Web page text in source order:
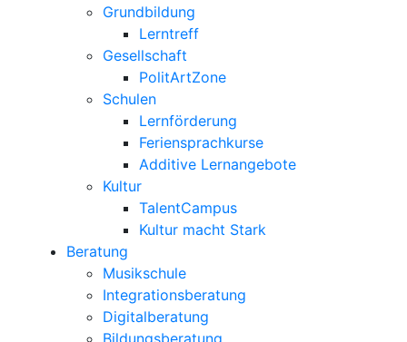
Grundbildung
Lerntreff
Gesellschaft
PolitArtZone
Schulen
Lernförderung
Feriensprachkurse
Additive Lernangebote
Kultur
TalentCampus
Kultur macht Stark
Beratung
Musikschule
Integrationsberatung
Digitalberatung
Bildungsberatung